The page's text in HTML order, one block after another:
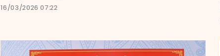
16/03/2026 07:22